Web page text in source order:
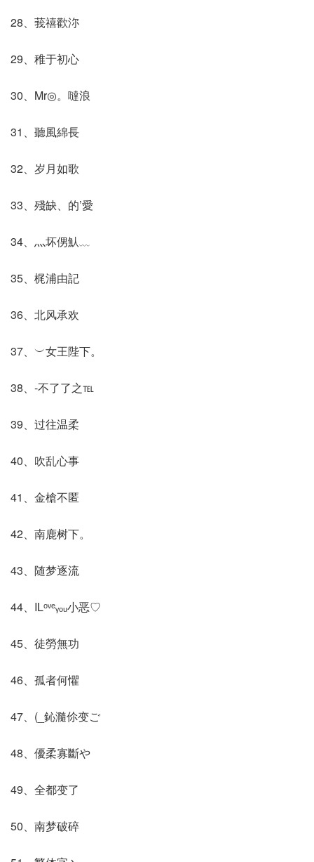
28、莪禧歡沵
29、稚于初心
30、Mr◎。噠浪
31、聽風綿長
32、岁月如歌
33、殘缺、的’愛
34、灬坏侽魜﹏
35、梶浦由記
36、北风承欢
37、︶女王陛下。
38、-不了了之℡
39、过往温柔
40、吹乱心事
41、金槍不匿
42、南鹿树下。
43、随梦逐流
44、ILᵒᵛᵉᵧₒᵤ小恶♡
45、徒勞無功
46、孤者何懼
47、(_鈊瀡伱变ご
48、優柔寡斷や
49、全都变了
50、南梦破碎